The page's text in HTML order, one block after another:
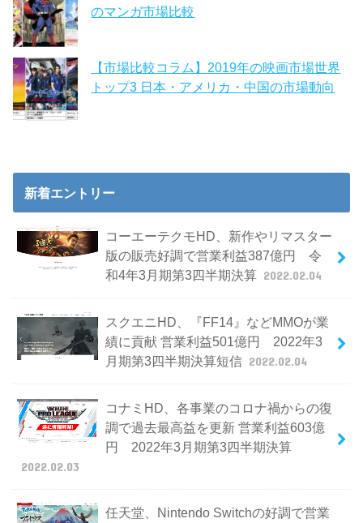
のマンガ市場比較
【市場比較コラム】2019年の映画市場世界
トップ3 日本・アメリカ・中国の市場動向
新着エントリー
コーエーテクモHD、新作やリマスター
版の販売好調で営業利益387億円 令
和4年3月期第3四半期決算 2022.02.04
スクエニHD、『FF14』などMMOが業
績に貢献 営業利益501億円 2022年3
月期第3四半期決算短信 2022.02.04
コナミHD、各事業のコロナ禍からの復
調で過去最高益を更新 営業利益603億
円 2022年3月期第3四半期決算
2022.02.03
任天堂、Nintendo Switchの好調で営業